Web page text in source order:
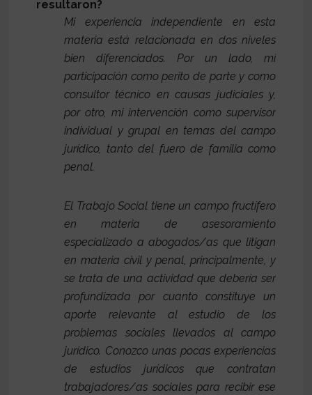
resultaron?
Mi experiencia independiente en esta
materia está relacionada en dos niveles
bien diferenciados. Por un lado, mi
participación como perito de parte y como
consultor técnico en causas judiciales y,
por otro, mi intervención como supervisor
individual y grupal en temas del campo
jurídico, tanto del fuero de familia como
penal.
El Trabajo Social tiene un campo fructífero
en materia de asesoramiento
especializado a abogados/as que litigan
en materia civil y penal, principalmente, y
se trata de una actividad que debería ser
profundizada por cuanto constituye un
aporte relevante al estudio de los
problemas sociales llevados al campo
jurídico. Conozco unas pocas experiencias
de estudios jurídicos que contratan
trabajadores/as sociales para recibir ese